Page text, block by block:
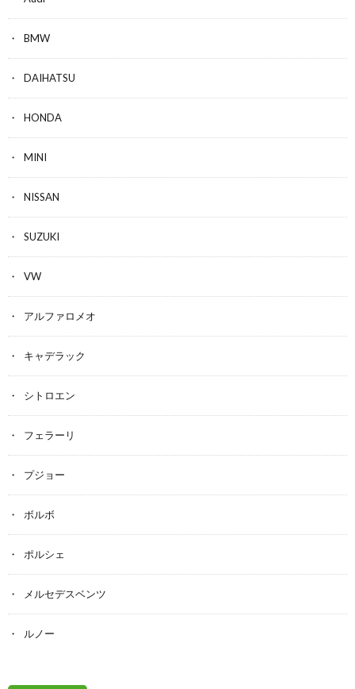
BMW
DAIHATSU
HONDA
MINI
NISSAN
SUZUKI
VW
アルファロメオ
キャデラック
シトロエン
フェラーリ
プジョー
ボルボ
ポルシェ
メルセデスベンツ
ルノー